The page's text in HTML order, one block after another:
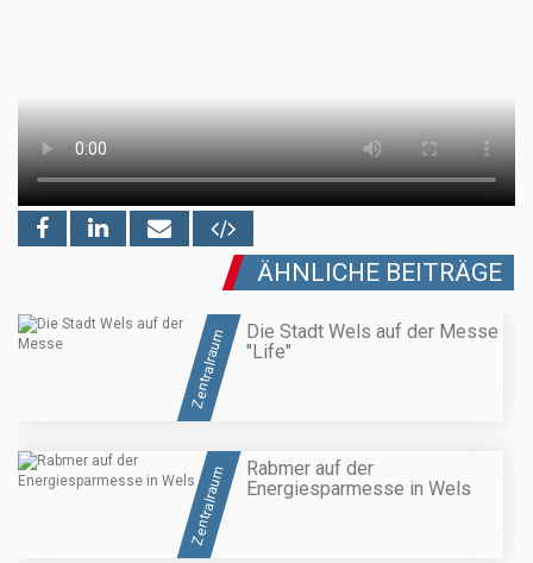
ÄHNLICHE BEITRÄGE
Zentralraum
Die Stadt Wels auf der Messe
"Life"
Zentralraum
Rabmer auf der
Energiesparmesse in Wels